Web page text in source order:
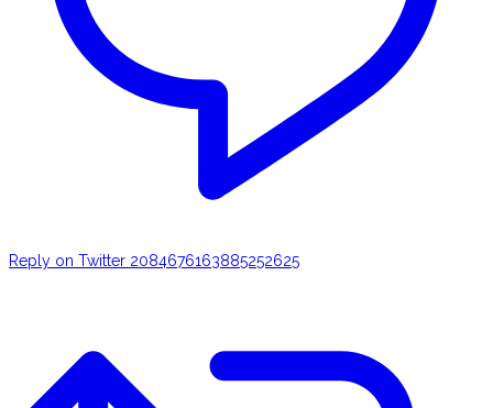
Reply on Twitter 2084676163885252625